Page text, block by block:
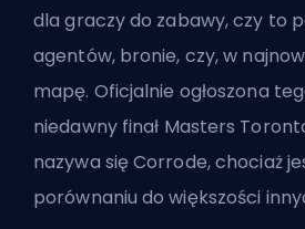
dla graczy do zabawy, czy to
agentów, bronie, czy, w
mapę. Oficjalnie ogłoszona
niedawny finał Masters
nazywa się Corrode, chociaż
porównaniu do większości